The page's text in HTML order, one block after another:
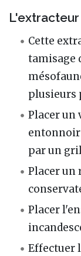
Cette
tamisage
plusieurs
Placer un
entonnoir
par un
Placer un
Placer
Effectuer